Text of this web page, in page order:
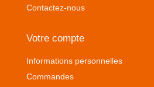
Contactez-nous
Votre compte
Informations personnelles
Commandes